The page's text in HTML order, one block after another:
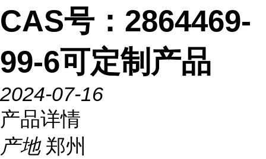
CAS号：2864469-
99-6可定制产品
2024-07-16
产品详情
产地 郑州